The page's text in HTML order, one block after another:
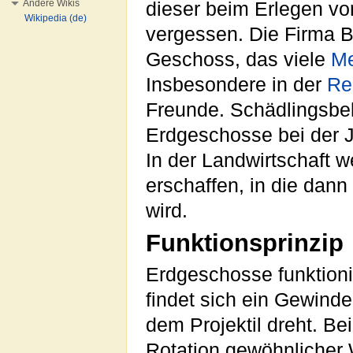
dieser beim Erlegen
vergessen. Die Firma
Geschoss, das viele
Insbesondere in der
Freunde.
Erdgeschosse bei der
In der Landwirtschaft
erschaffen, in die
wird.
Funktionsprinzip
Erdgeschosse
findet sich ein
dem Projektil dreht.
Andere Wikis
Wikipedia (de)